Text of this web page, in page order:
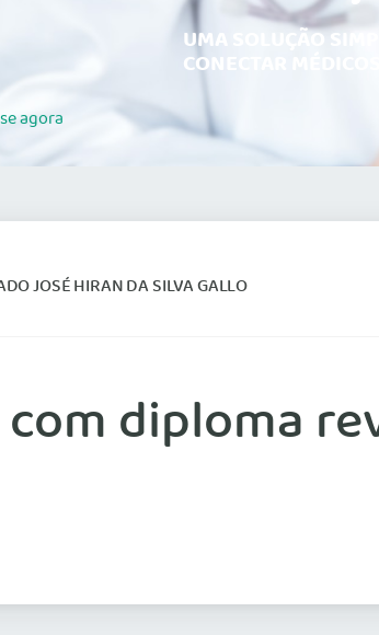
agora
UMA SOLUÇÃO
CONECTAR
JOSÉ HIRAN DA SILVA GALLO
diploma